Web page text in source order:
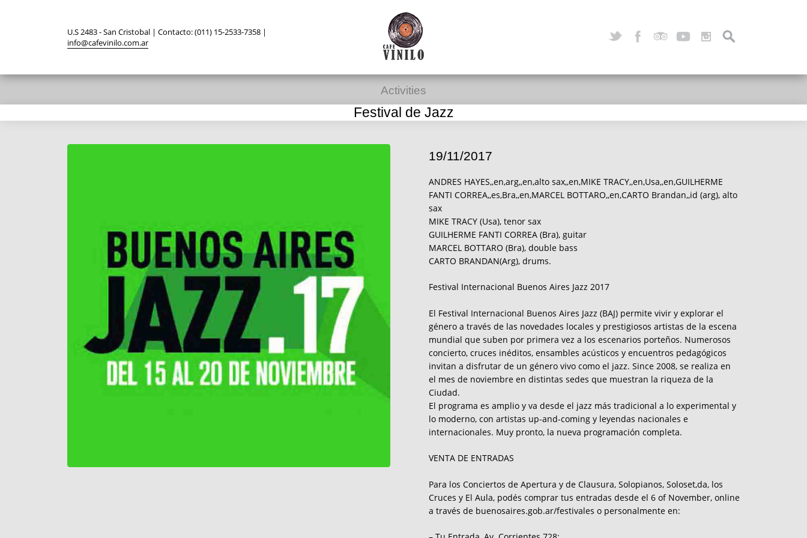
U.S 2483 - San Cristobal | Contacto: (011) 15-2533-7358 |
info@cafevinilo.com.ar
Activities
Festival de Jazz
19/11/2017
ANDRES HAYES,,en,arg,,en,alto sax,,en,MIKE TRACY,,en,Usa,,en,GUILHERME
FANTI CORREA,,es,Bra,,en,MARCEL BOTTARO,,en,CARTO Brandan,,id (arg), alto
sax
MIKE TRACY (Usa), tenor sax
GUILHERME FANTI CORREA (Bra), guitar
MARCEL BOTTARO (Bra), double bass
CARTO BRANDAN(Arg), drums.
Festival Internacional Buenos Aires Jazz 2017
El Festival Internacional Buenos Aires Jazz (BAJ) permite vivir y explorar el
género a través de las novedades locales y prestigiosos artistas de la escena
mundial que suben por primera vez a los escenarios porteños. Numerosos
concierto, cruces inéditos, ensambles acústicos y encuentros pedagógicos
invitan a disfrutar de un género vivo como el jazz. Since 2008, se realiza en
el mes de noviembre en distintas sedes que muestran la riqueza de la
Ciudad.
El programa es amplio y va desde el jazz más tradicional a lo experimental y
lo moderno, con artistas up-and-coming y leyendas nacionales e
internacionales. Muy pronto, la nueva programación completa.
VENTA DE ENTRADAS
Para los Conciertos de Apertura y de Clausura, Solopianos, Soloset,da, los
Cruces y El Aula, podés comprar tus entradas desde el 6 of November, online
a través de buenosaires.gob.ar/festivales o personalmente en: